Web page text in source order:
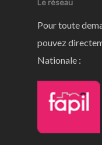
Le réseau
Pour toute
pouvez
Nationale :